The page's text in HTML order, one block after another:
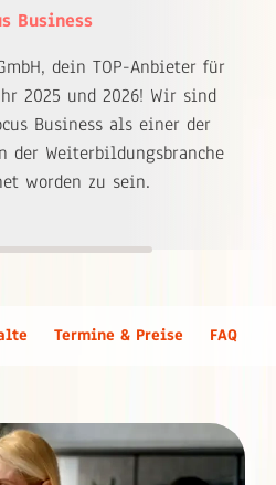
Business
dein TOP-Anbieter für
2025 und 2026! Wir sind
Business als einer der
der Weiterbildungsbranche
worden zu sein.
Termine & Preise FAQ